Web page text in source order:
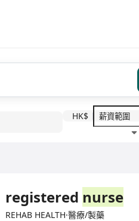
HK$
registered nurse
REHAB HEALTH·醫療/製藥